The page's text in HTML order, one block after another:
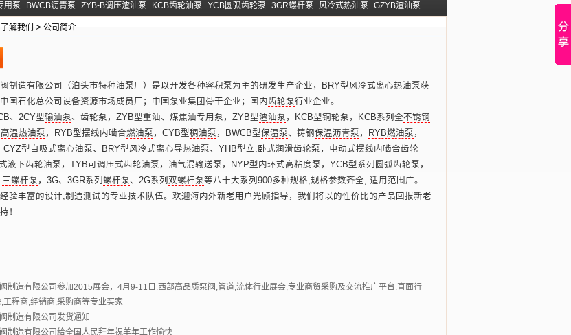
用泵 BWCB沥青泵 ZYB-B调压渣油泵 KCB齿轮油泵 YCB圆弧齿轮泵 3GR螺杆泵 风冷式热油泵 GZYB渣油泵
了解我们 > 公司简介
制造有限公司（泊头市特种油泵厂）是以开发各种容积泵为主的研发生产企业，BRY型风冷式离心热油泵获
国石化总公司设备资源市场成员厂；中国泵业集团骨干企业；国内齿轮泵行业企业。
、2CY型输油泵、齿轮泵，ZYB型重油、煤焦油专用泵，ZYB型渣油泵 ，KCB型铜轮泵，KCB系列全不锈钢
高温热油泵 ，RYB型摆线内啮合燃油泵 ，CYB型稠油泵 ，BWCB型保温泵、铸钢 保温沥青泵 ， RYB燃油泵 ，
CYZ型自吸式离心油泵、BRY型风冷式离心导热油泵、YHB型立.卧式润滑齿轮泵，电动式摆线内啮合齿轮
液下齿轮油泵 ，TYB可调压式齿轮油泵，油气混输送泵 ，NYP型内环式高粘度泵 ，YCB型系列 圆弧齿轮泵 ，
三螺杆泵 ，3G、3GR系列 螺杆泵、2G系列 双螺杆泵等八十大系列900多种规格,规格参数齐全, 适用范围广。
验丰富的设计,制造测试的专业技术队伍。欢迎海内外新老用户光顾指导，我们将以的性价比的产品回报新老
！
制造有限公司参加2015展会，4月9-11日.西部高品质泵阀,管道,流体行业展会,专业商贸采购及交流推广平台.直面行
工程商,经销商,采购商等专业买家
制造有限公司发货通知
制造有限公司给全国人民拜年祝羊年工作愉快